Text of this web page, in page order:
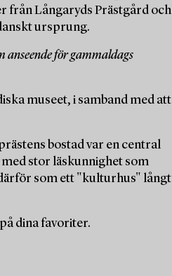
från Långaryds Prästgård och
ursprung.
anseende för gammaldags
museet, i samband med att
bostad var en central
stor läskunnighet som
som ett "kulturhus" långt
dina favoriter.